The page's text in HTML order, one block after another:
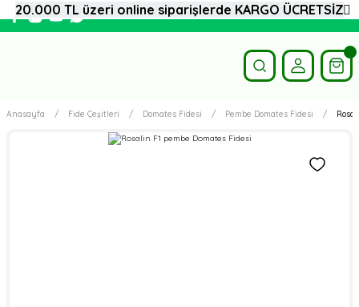
Anasayfa Fide Çeşitleri Domates Fidesi Pembe Domates Fidesi
20.000 TL üzeri online siparişlerde KARGO ÜCRETSİZ